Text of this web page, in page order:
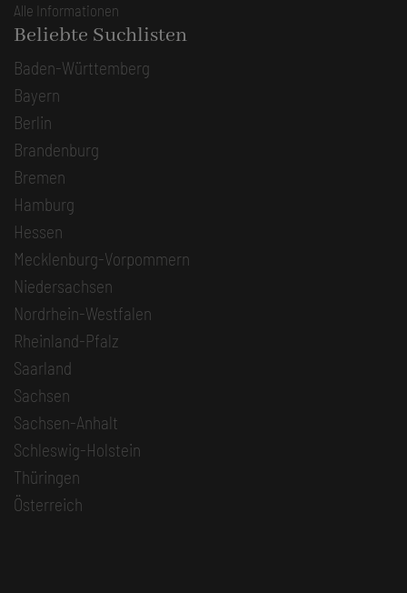
Alle Informationen
Beliebte Suchlisten
Baden-Württemberg
Bayern
Berlin
Brandenburg
Bremen
Hamburg
Hessen
Mecklenburg-Vorpommern
Niedersachsen
Nordrhein-Westfalen
Rheinland-Pfalz
Saarland
Sachsen
Sachsen-Anhalt
Schleswig-Holstein
Thüringen
Österreich